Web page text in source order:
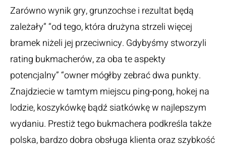
Zarówno wynik gry, grunzochse i rezultat będą
zależały” “od tego, która drużyna strzeli więcej
bramek niżeli jej przeciwnicy. Gdybyśmy stworzyli
rating bukmacherów, za oba te aspekty
potencjalny” “owner mógłby zebrać dwa punkty.
Znajdziecie w tamtym miejscu ping-pong, hokej na
lodzie, koszykówkę bądź siatkówkę w najlepszym
wydaniu. Prestiż tego bukmachera podkreśla także
polska, bardzo dobra obsługa klienta oraz szybkość